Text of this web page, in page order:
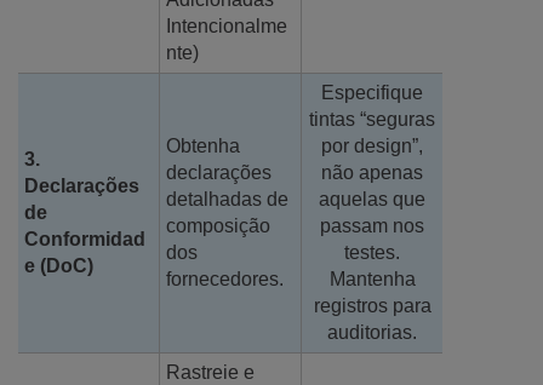
Intencionalme
nte)
3.
Declarações
de
Conformidad
e (DoC)
Obtenha
declarações
detalhadas de
composição
dos
fornecedores.
Especifique
tintas “seguras
por design”,
não apenas
aquelas que
passam nos
testes.
Mantenha
registros para
auditorias.
Rastreie e